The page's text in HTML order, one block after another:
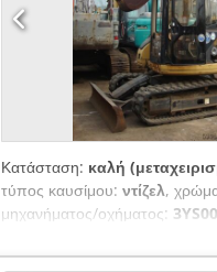
Κατάσταση: καλή
τύπος καυσίμου: ντίζελ,
μηχανήματος/οχήματος:
μηχανήματα μίνι εκσκαφέα
κινητήρα ντίζελ Το